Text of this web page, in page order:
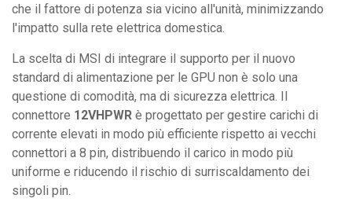
che il fattore di potenza sia vicino all'unità, minimizzando
l'impatto sulla rete elettrica domestica.
La scelta di MSI di integrare il supporto per il nuovo
standard di alimentazione per le GPU non è solo una
questione di comodità, ma di sicurezza elettrica. Il
connettore 12VHPWR è progettato per gestire carichi di
corrente elevati in modo più efficiente rispetto ai vecchi
connettori a 8 pin, distribuendo il carico in modo più
uniforme e riducendo il rischio di surriscaldamento dei
singoli pin.